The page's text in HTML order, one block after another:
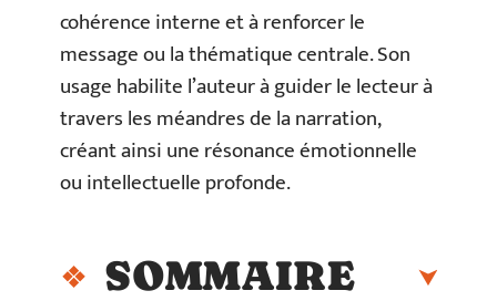
cohérence interne et à renforcer le
message ou la thématique centrale. Son
usage habilite l’auteur à guider le lecteur à
travers les méandres de la narration,
créant ainsi une résonance émotionnelle
ou intellectuelle profonde.
SOMMAIRE